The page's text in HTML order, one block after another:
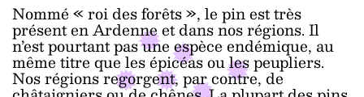
Nommé « roi des forêts », le pin est très
présent en Ardenne et dans nos régions. Il
n’est pourtant pas une espèce endémique, au
même titre que les épicéas ou les peupliers.
Nos régions regorgent, par contre, de